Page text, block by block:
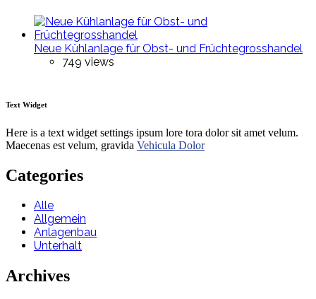
Neue Kühlanlage für Obst- und Früchtegrosshandel
749 views
Text Widget
Here is a text widget settings ipsum lore tora dolor sit amet velum.
Maecenas est velum, gravida Vehicula Dolor
Categories
Alle
Allgemein
Anlagenbau
Unterhalt
Archives